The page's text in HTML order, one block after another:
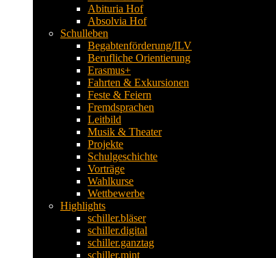
Abituria Hof
Absolvia Hof
Schulleben
Begabtenförderung/ILV
Berufliche Orientierung
Erasmus+
Fahrten & Exkursionen
Feste & Feiern
Fremdsprachen
Leitbild
Musik & Theater
Projekte
Schulgeschichte
Vorträge
Wahlkurse
Wettbewerbe
Highlights
schiller.bläser
schiller.digital
schiller.ganztag
schiller.mint